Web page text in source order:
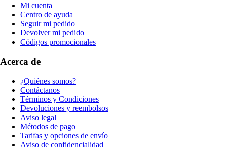
Mi cuenta
Centro de ayuda
Seguir mi pedido
Devolver mi pedido
Códigos promocionales
Acerca de
¿Quiénes somos?
Contáctanos
Términos y Condiciones
Devoluciones y reembolsos
Aviso legal
Métodos de pago
Tarifas y opciones de envío
Aviso de confidencialidad